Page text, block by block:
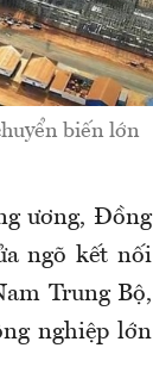
biến lớn
ương, Đồng
ngõ kết nối
Trung Bộ,
nghiệp lớn